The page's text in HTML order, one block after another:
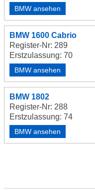
BMW ansehen
BMW 1600 Cabrio
Register-Nr: 289
Erstzulassung: 70
BMW ansehen
BMW 1802
Register-Nr: 288
Erstzulassung: 74
BMW ansehen